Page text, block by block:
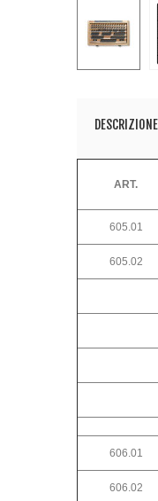
DESCRIZIONE
ART.
605.01
605.02
606.01
606.02